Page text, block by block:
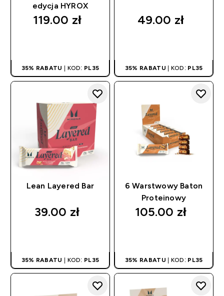
edycja HYROX
119.00 zł‎
35% RABATU | KOD: PL35
49.00 zł‎
35% RABATU | KOD: PL35
Lean Layered Bar
39.00 zł‎
35% RABATU | KOD: PL35
6 Warstwowy Baton
Proteinowy
105.00 zł‎
35% RABATU | KOD: PL35